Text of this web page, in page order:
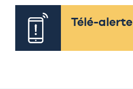
Télé-alerte